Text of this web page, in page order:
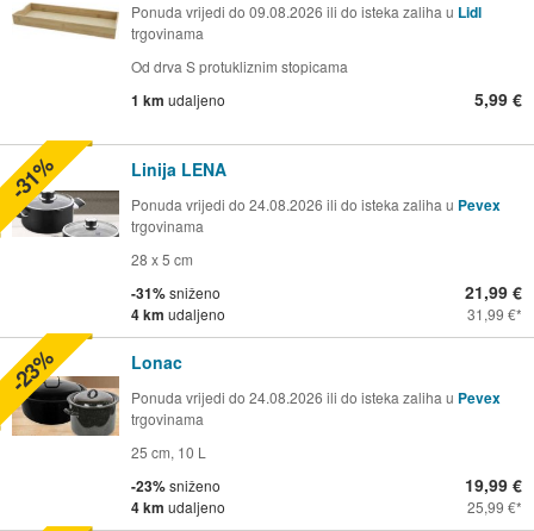
Ponuda vrijedi do 09.08.2026 ili do isteka zaliha u Lidl
trgovinama
Od drva S protukliznim stopicama
1 km udaljeno 5,99 €
Linija LENA
Ponuda vrijedi do 24.08.2026 ili do isteka zaliha u Pevex
trgovinama
28 x 5 cm
-31%sniženo
4 km udaljeno
21,99 €
31,99 €
-31%
Lonac
Ponuda vrijedi do 24.08.2026 ili do isteka zaliha u Pevex
trgovinama
25 cm, 10 L
-23%sniženo
4 km udaljeno
19,99 €
25,99 €
-23%